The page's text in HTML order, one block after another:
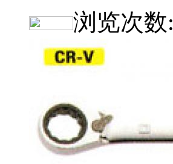
浏览次数: